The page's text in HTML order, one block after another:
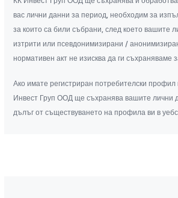
вас лични данни за период, необходим за
за които са били събрани, след което вашите
изтрити или псевдонимизирани /
нормативен акт не изисква да ги съхраняваме
Ако имате регистриран потребителски
Инвест Груп ООД ще съхранява вашите лични
дълъг от съществуването на профила ви в